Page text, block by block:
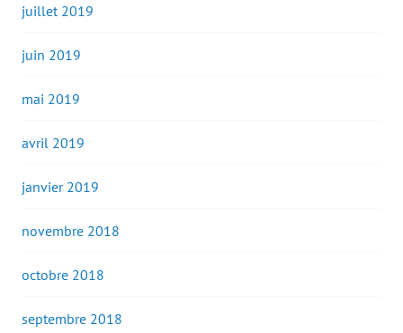
juillet 2019
juin 2019
mai 2019
avril 2019
janvier 2019
novembre 2018
octobre 2018
septembre 2018